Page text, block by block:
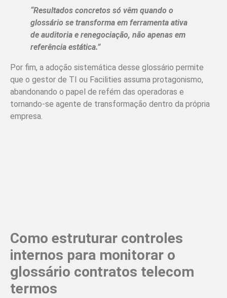
“Resultados concretos só vêm quando o
glossário se transforma em ferramenta ativa
de auditoria e renegociação, não apenas em
referência estática.”
Por fim, a adoção sistemática desse glossário permite
que o gestor de TI ou Facilities assuma protagonismo,
abandonando o papel de refém das operadoras e
tornando-se agente de transformação dentro da própria
empresa.
Como estruturar controles
internos para monitorar o
glossário contratos telecom
termos